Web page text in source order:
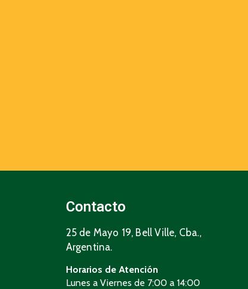
Contacto
25 de Mayo 19, Bell Ville, Cba.,
Argentina.
Horarios de Atención
Lunes a Viernes de 7:00 a 14:00